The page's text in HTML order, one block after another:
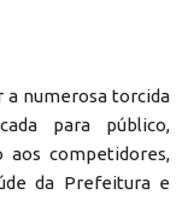
a numerosa torcida
para público,
aos competidores,
da Prefeitura e